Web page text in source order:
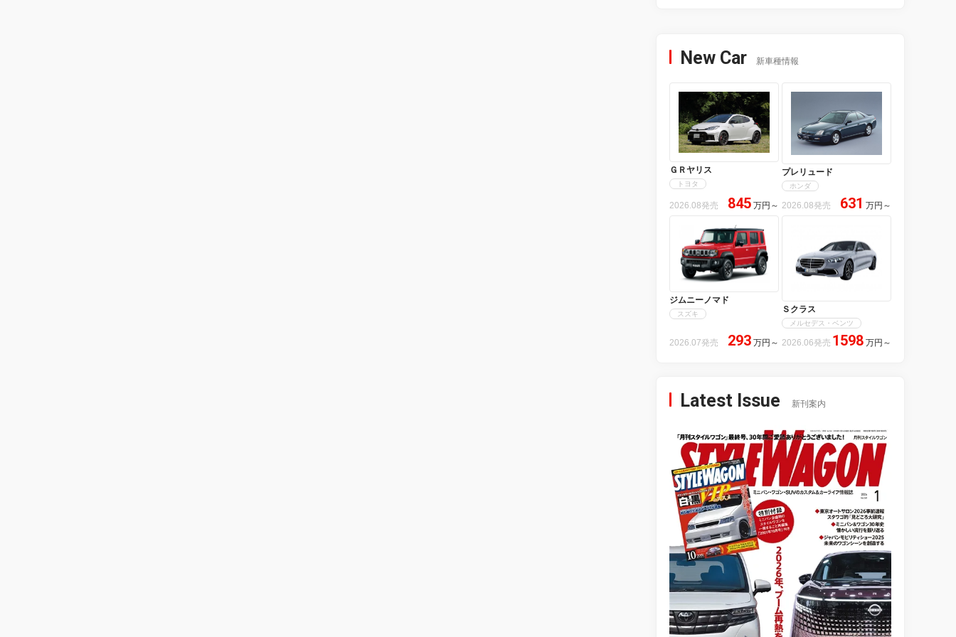
New Car 新車種情報
ＧＲヤリス
トヨタ
2026.08発売 845 万円 ～
プレリュード
ホンダ
2026.08発売 631 万円 ～
ジムニーノマド
スズキ
2026.07発売 293 万円 ～
Ｓクラス
メルセデス・ベンツ
2026.06発売 1598 万円 ～
Latest Issue 新刊案内